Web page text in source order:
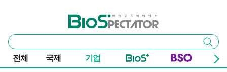
바이오스펙테이터
통
합
검
색
검색
전체 국제 기업